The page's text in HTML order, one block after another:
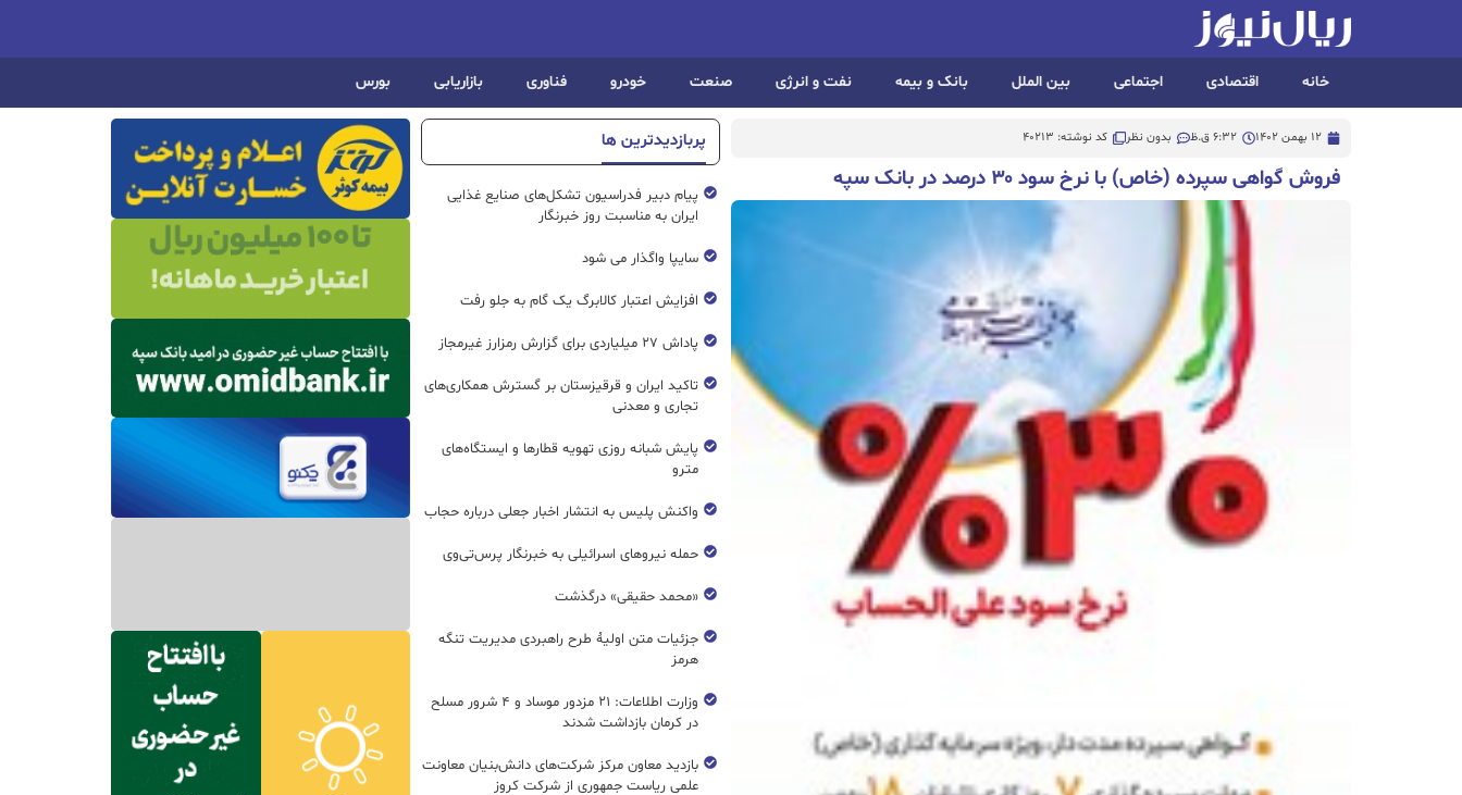
خانه اقتصادی اجتماعی بین الملل بانک و بیمه نفت و انرژی صنعت خودرو فناوری بازاریابی بورس
12 بهمن 1402 6:32 ق.ظ بدون نظر کد نوشته: 40213
فروش گواهی سپرده (خاص) با نرخ سود ۳۰ درصد در بانک سپه
پربازدیدترین ها
پیام دبیر فدراسیون تشکل‌های صنایع غذایی
ایران به مناسبت روز خبرنگار
سایپا واگذار می شود
افزایش اعتبار کالابرگ یک گام به جلو رفت
پاداش ۲۷ میلیاردی برای گزارش رمزارز غیرمجاز
تاکید ایران و قرقیزستان بر گسترش همکاری‌های
تجاری و معدنی
پایش شبانه روزی تهویه قطار‌ها و ایستگاه‌های
مترو
واکنش پلیس به انتشار اخبار جعلی درباره حجاب
حمله نیروهای اسرائیلی به خبرنگار پرس‌تی‌وی
«محمد حقیقی» درگذشت
جزئیات متن اولیۀ طرح راهبردی مدیریت تنگه
هرمز
وزارت اطلاعات: ۲۱ مزدور موساد و ۴ شرور مسلح
در کرمان بازداشت شدند
بازدید معاون مرکز شرکت‌های دانش‌بنیان معاونت
علمی ریاست جمهوری از شرکت کروز